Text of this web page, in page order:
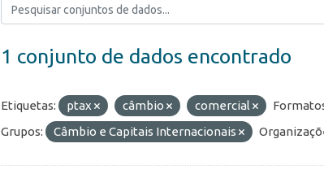
1 conjunto de dados encontrado
Etiquetas: ptax câmbio comercial
Grupos:
Câmbio e Capitais Internacionais